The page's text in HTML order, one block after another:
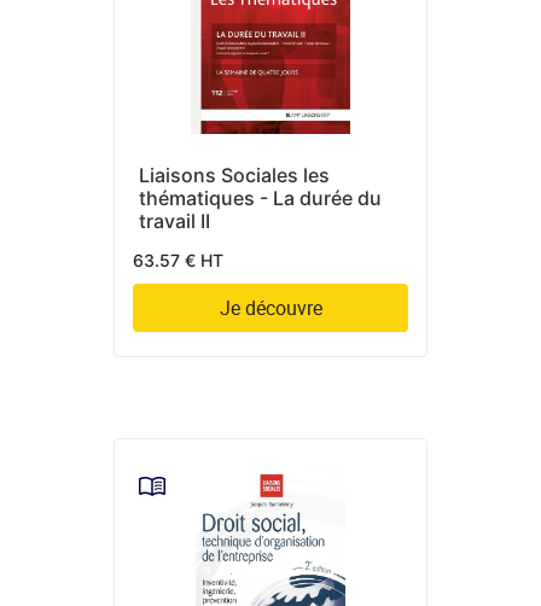
Liaisons Sociales les
thématiques - La durée du
travail II
63.57 € HT
Je découvre